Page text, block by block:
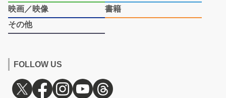
映画／映像
書籍
その他
FOLLOW US